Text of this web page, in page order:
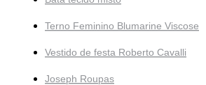
Terno Feminino Blumarine Viscose
Vestido de festa Roberto Cavalli
Joseph Roupas